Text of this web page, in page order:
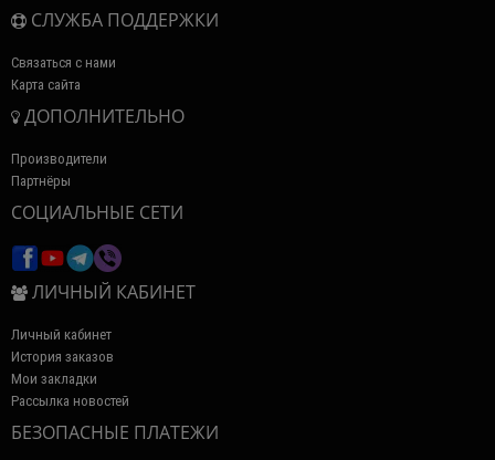
СЛУЖБА ПОДДЕРЖКИ
Связаться с нами
Карта сайта
ДОПОЛНИТЕЛЬНО
Производители
Партнёры
СОЦИАЛЬНЫЕ СЕТИ
ЛИЧНЫЙ КАБИНЕТ
Личный кабинет
История заказов
Мои закладки
Рассылка новостей
БЕЗОПАСНЫЕ ПЛАТЕЖИ